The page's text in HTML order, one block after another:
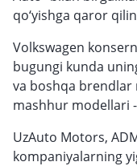
qo‘yishga qaror
Volkswagen
bugungi kunda
va boshqa brendlar
mashhur modellari
UzAuto Motors,
kompaniyalarning